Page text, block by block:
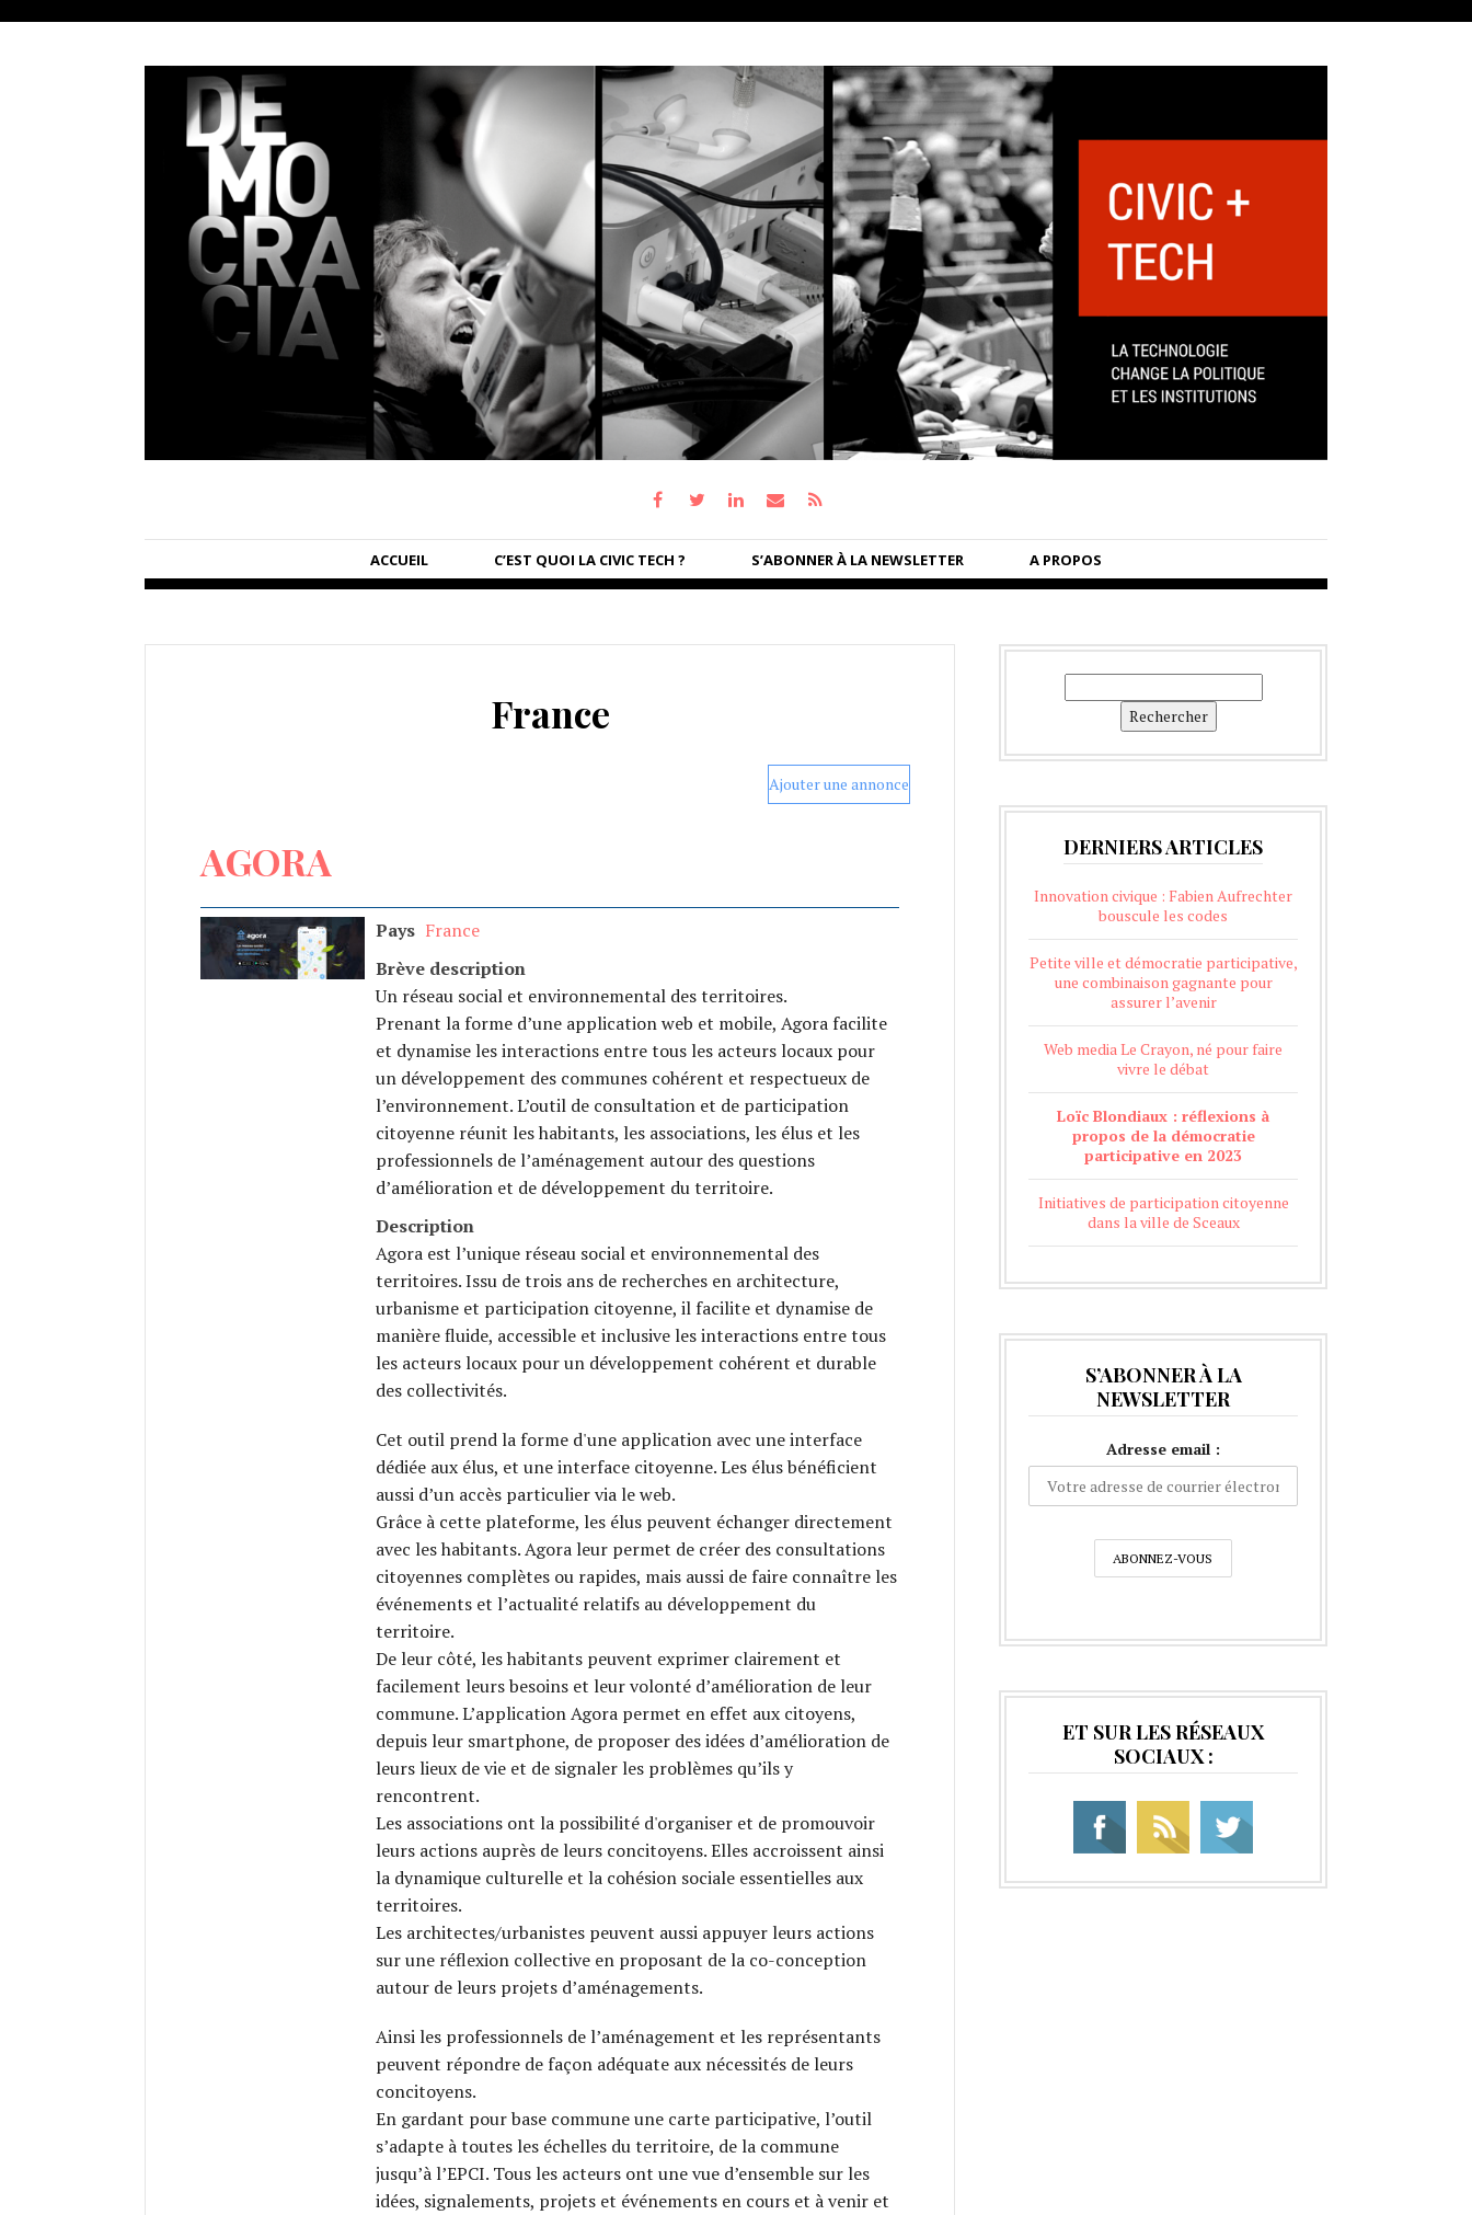
ACCUEIL C’EST QUOI LA CIVIC TECH ? S’ABONNER À LA NEWSLETTER A PROPOS
France
Ajouter une annonce
AGORA
Pays France
Brève description
Un réseau social et environnemental des territoires.
Prenant la forme d’une application web et mobile, Agora facilite
et dynamise les interactions entre tous les acteurs locaux pour
un développement des communes cohérent et respectueux de
l’environnement. L’outil de consultation et de participation
citoyenne réunit les habitants, les associations, les élus et les
professionnels de l’aménagement autour des questions
d’amélioration et de développement du territoire.
Description
Agora est l’unique réseau social et environnemental des
territoires. Issu de trois ans de recherches en architecture,
urbanisme et participation citoyenne, il facilite et dynamise de
manière fluide, accessible et inclusive les interactions entre tous
les acteurs locaux pour un développement cohérent et durable
des collectivités.
Cet outil prend la forme d'une application avec une interface
dédiée aux élus, et une interface citoyenne. Les élus bénéficient
aussi d’un accès particulier via le web.
Grâce à cette plateforme, les élus peuvent échanger directement
avec les habitants. Agora leur permet de créer des consultations
citoyennes complètes ou rapides, mais aussi de faire connaître les
événements et l’actualité relatifs au développement du
territoire.
De leur côté, les habitants peuvent exprimer clairement et
facilement leurs besoins et leur volonté d’amélioration de leur
commune. L’application Agora permet en effet aux citoyens,
depuis leur smartphone, de proposer des idées d’amélioration de
leurs lieux de vie et de signaler les problèmes qu’ils y
rencontrent.
Les associations ont la possibilité d'organiser et de promouvoir
leurs actions auprès de leurs concitoyens. Elles accroissent ainsi
la dynamique culturelle et la cohésion sociale essentielles aux
territoires.
Les architectes/urbanistes peuvent aussi appuyer leurs actions
sur une réflexion collective en proposant de la co-conception
autour de leurs projets d’aménagements.
Ainsi les professionnels de l’aménagement et les représentants
peuvent répondre de façon adéquate aux nécessités de leurs
concitoyens.
En gardant pour base commune une carte participative, l’outil
s’adapte à toutes les échelles du territoire, de la commune
jusqu’à l’EPCI. Tous les acteurs ont une vue d’ensemble sur les
idées, signalements, projets et événements en cours et à venir et
Rechercher
DERNIERS ARTICLES
Innovation civique : Fabien Aufrechter
bouscule les codes
Petite ville et démocratie participative,
une combinaison gagnante pour
assurer l’avenir
Web media Le Crayon, né pour faire
vivre le débat
Loïc Blondiaux : réflexions à
propos de la démocratie
participative en 2023
Initiatives de participation citoyenne
dans la ville de Sceaux
S’ABONNER À LA
NEWSLETTER
Adresse email :
ET SUR LES RÉSEAUX
SOCIAUX :